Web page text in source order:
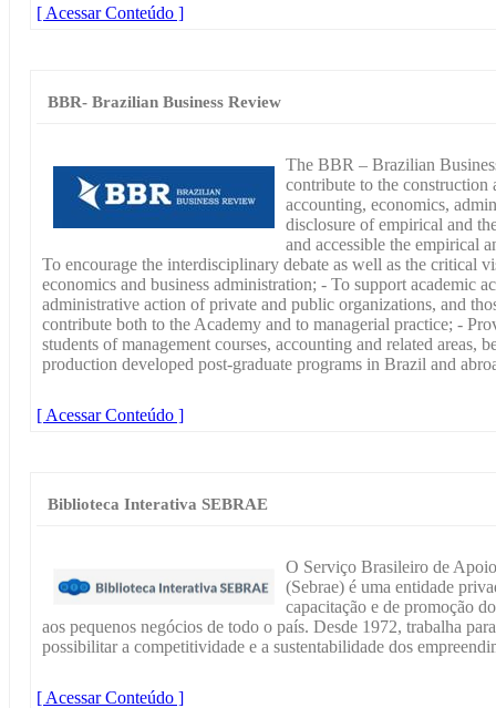
[ Acessar Conteúdo ]
BBR- Brazilian Business Review
The BBR – Brazilian
contribute to the
accounting, economics,
disclosure of empirical and
and accessible the empirical
To encourage the interdisciplinary debate as well as the critical
economics and business administration; - To support academic
administrative action of private and public organizations, and
contribute both to the Academy and to managerial practice; -
students of management courses, accounting and related areas,
production developed post-graduate programs in Brazil and
[ Acessar Conteúdo ]
Biblioteca Interativa SEBRAE
O Serviço Brasileiro de
(Sebrae) é uma entidade
capacitação e de promoção
aos pequenos negócios de todo o país. Desde 1972, trabalha
possibilitar a competitividade e a sustentabilidade dos
[ Acessar Conteúdo ]